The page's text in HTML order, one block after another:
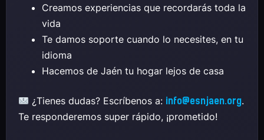
Creamos experiencias que recordarás toda la
vida
Te damos soporte cuando lo necesites, en tu
idioma
Hacemos de Jaén tu hogar lejos de casa
¿Tienes dudas? Escríbenos a: info@esnjaen.org.
Te responderemos super rápido, ¡prometido!